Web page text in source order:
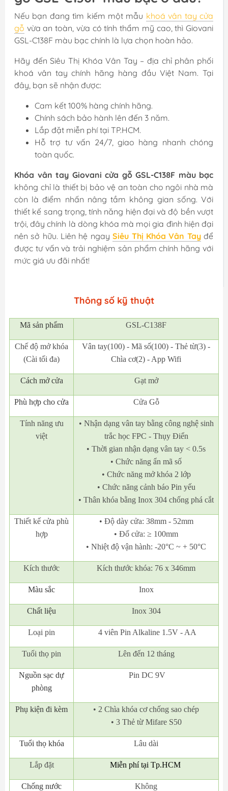
Nếu bạn đang tìm kiếm một mẫu khoá vân tay cửa
gỗ vừa an toàn, vừa có tính thẩm mỹ cao, thì Giovani
GSL-C138F màu bạc chính là lựa chọn hoàn hảo.
Hãy đến Siêu Thị Khóa Vân Tay – địa chỉ phân phối
khoá vân tay chính hãng hàng đầu Việt Nam. Tại
đây, bạn sẽ nhận được:
Cam kết 100% hàng chính hãng.
Chính sách bảo hành lên đến 3 năm.
Lắp đặt miễn phí tại TP.HCM.
Hỗ trợ tư vấn 24/7, giao hàng nhanh chóng
toàn quốc.
Khóa vân tay Giovani cửa gỗ GSL-C138F màu bạc
không chỉ là thiết bị bảo vệ an toàn cho ngôi nhà mà
còn là điểm nhấn nâng tầm không gian sống. Với
thiết kế sang trọng, tính năng hiện đại và độ bền vượt
trội, đây chính là dòng khóa mà mọi gia đình hiện đại
nên sở hữu. Liên hệ ngaySiêu Thị Khóa Vân Tayđể
được tư vấn và trải nghiệm sản phẩm chính hãng với
mức giá ưu đãi nhất!
Thông số kỹ thuật
Mã sản phẩm GSL-C138F
Chế độ mở khóa
(Cài tối đa)
Vân tay(100) - Mã số(100) - Thẻ từ(3) -
Chìa cơ(2) - App Wifi
Cách mở cửa Gạt mở
Phù hợp cho cửa Cửa Gỗ
Tính năng ưu
việt
• Nhận dạng vân tay bằng công nghệ sinh
trắc học FPC - Thụy Điển
• Thời gian nhận dạng vân tay < 0.5s
• Chức năng ẩn mã số
• Chức năng mở khóa 2 lớp
• Chức năng cảnh báo Pin yếu
• Thân khóa bằng Inox 304 chống phá cắt
Thiết kế cửa phù
hợp
• Độ dày cửa: 38mm - 52mm
• Đố cửa: ≥ 100mm
• Nhiệt độ vận hành: -20°C ~ + 50°C
Kích thước Kích thước khóa: 76 x 346mm
Màu sắc Inox
Chất liệu Inox 304
Loại pin 4 viên Pin Alkaline 1.5V - AA
Tuổi thọ pin Lên đến 12 tháng
Nguồn sạc dự
phòng
Pin DC 9V
Phụ kiện đi kèm
• 2 Chìa khóa cơ chống sao chép
• 3 Thẻ từ Mifare S50
Tuổi thọ khóa Lâu dài
Lắp đặt Miễn phí tại Tp.HCM
Chống nước Không